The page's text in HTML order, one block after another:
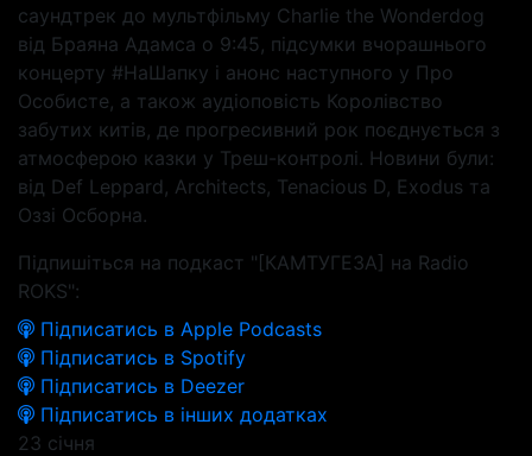
саундтрек до мультфільму Charlie the Wonderdog
від Браяна Адамса о 9:45, підсумки вчорашнього
концерту #НаШапку і анонс наступного у Про
Особисте, а також аудіоповість Королівство
забутих китів, де прогресивний рок поєднується з
атмосферою казки у Треш-контролі. Новини були:
від Def Leppard, Architects, Tenacious D, Exodus та
Оззі Осборна.
Підпишіться на подкаст "[КАМТУГЕЗА] на Radio
ROKS":
Підписатись в Apple Podcasts
Підписатись в Spotify
Підписатись в Deezer
Підписатись в інших додатках
23 січня